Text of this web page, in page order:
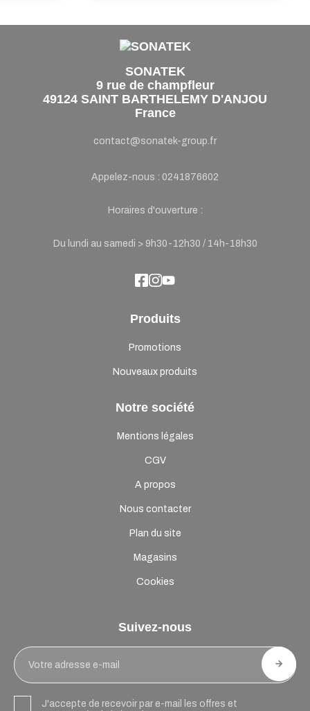
SONATEK
9 rue de champfleur
49124 SAINT BARTHELEMY D'ANJOU
France
contact@sonatek-group.fr
Appelez-nous : 0241876602
Horaires d'ouverture :
Du lundi au samedi > 9h30-12h30 / 14h-18h30
Produits
Promotions
Nouveaux produits
Notre société
Mentions légales
CGV
A propos
Nous contacter
Plan du site
Magasins
Cookies
Suivez-nous
J'accepte de recevoir par e-mail les offres et